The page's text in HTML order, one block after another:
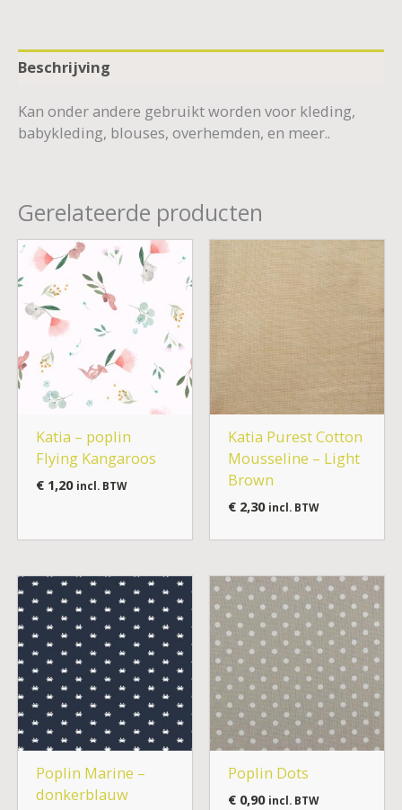
Beschrijving
Kan onder andere gebruikt worden voor kleding,
babykleding, blouses, overhemden, en meer..
Gerelateerde producten
Katia – poplin
Flying Kangaroos
€1,20 incl. BTW
Katia Purest Cotton
Mousseline – Light
Brown
€2,30 incl. BTW
Poplin Marine –
donkerblauw
Poplin Dots
€0,90 incl. BTW